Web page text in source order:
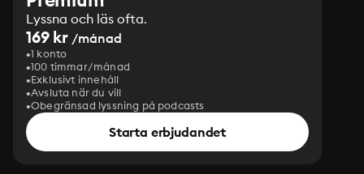
Lyssna och läs ofta.
169 kr /månad
1 konto
100 timmar/månad
Exklusivt innehåll
Avsluta när du vill
Obegränsad lyssning på podcasts
Starta erbjudandet